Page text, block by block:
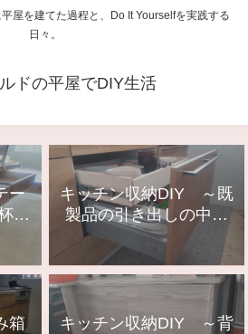
屋を建てた過程と、Do It Yourselfを実践する
日々。
ドの平屋でDIY生活
ー
、
キッチン収納DIY ～既
製品の引き出しの中に
引き出しを作る～
箱
キッチン収納DIY ～背